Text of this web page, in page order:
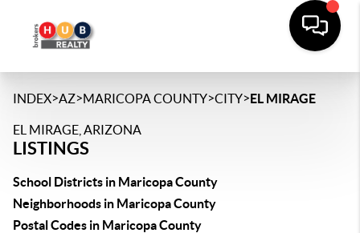
INDEX>AZ>MARICOPA COUNTY>CITY>EL MIRAGE
EL MIRAGE, ARIZONA
LISTINGS
School Districts in Maricopa County
Neighborhoods in Maricopa County
Postal Codes in Maricopa County